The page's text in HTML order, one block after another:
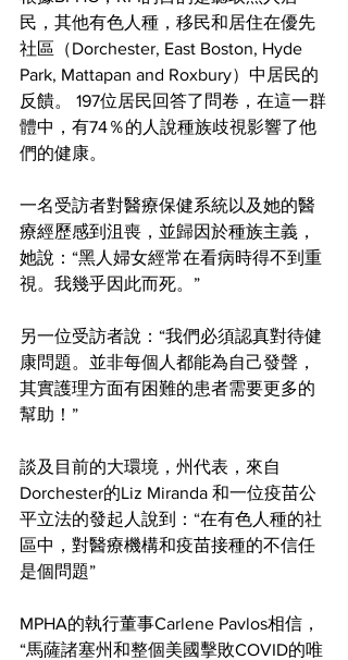
民，其他有色人種，移民和居住在優先
社區（Dorchester, East Boston, Hyde
Park, Mattapan and Roxbury）中居民的
反饋。 197位居民回答了問卷，在這一群
體中，有74％的人說種族歧視影響了他
們的健康。
一名受訪者對醫療保健系統以及她的醫
療經歷感到沮喪，並歸因於種族主義，
她說：“黑人婦女經常在看病時得不到重
視。我幾乎因此而死。”
另一位受訪者說：“我們必須認真對待健
康問題。並非每個人都能為自己發聲，
其實護理方面有困難的患者需要更多的
幫助！”
談及目前的大環境，州代表，來自
Dorchester的Liz Miranda 和一位疫苗公
平立法的發起人說到：“在有色人種的社
區中，對醫療機構和疫苗接種的不信任
是個問題”
MPHA的執行董事Carlene Pavlos相信，
“馬薩諸塞州和整個美國擊敗COVID的唯